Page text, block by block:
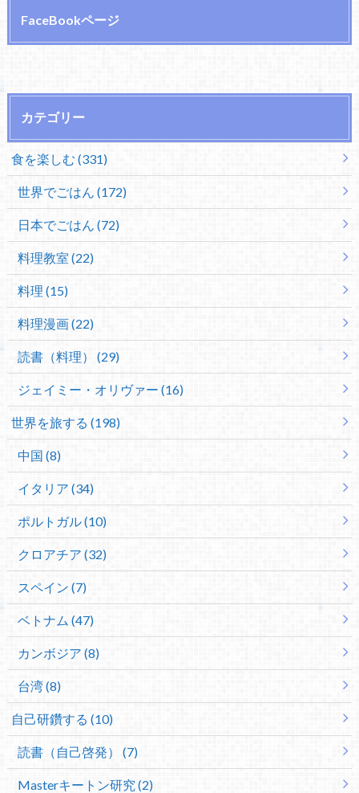
FaceBookページ
カテゴリー
食を楽しむ (331)
世界でごはん (172)
日本でごはん (72)
料理教室 (22)
料理 (15)
料理漫画 (22)
読書（料理） (29)
ジェイミー・オリヴァー (16)
世界を旅する (198)
中国 (8)
イタリア (34)
ポルトガル (10)
クロアチア (32)
スペイン (7)
ベトナム (47)
カンボジア (8)
台湾 (8)
自己研鑽する (10)
読書（自己啓発） (7)
Masterキートン研究 (2)